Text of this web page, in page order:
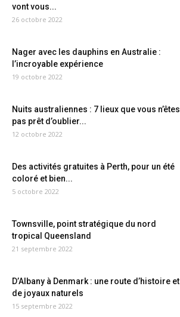
vont vous...
26 octobre 2022
Nager avec les dauphins en Australie :
l’incroyable expérience
19 octobre 2022
Nuits australiennes : 7 lieux que vous n’êtes
pas prêt d’oublier...
12 octobre 2022
Des activités gratuites à Perth, pour un été
coloré et bien...
5 octobre 2022
Townsville, point stratégique du nord
tropical Queensland
21 septembre 2022
D’Albany à Denmark : une route d’histoire et
de joyaux naturels
15 septembre 2022